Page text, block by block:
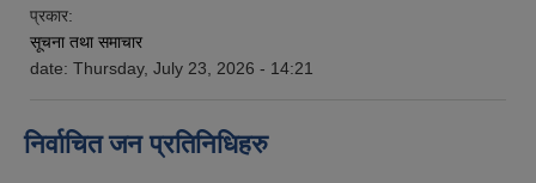
प्रकार:
सूचना तथा समाचार
date: Thursday, July 23, 2026 - 14:21
निर्वाचित जन प्रतिनिधिहरु